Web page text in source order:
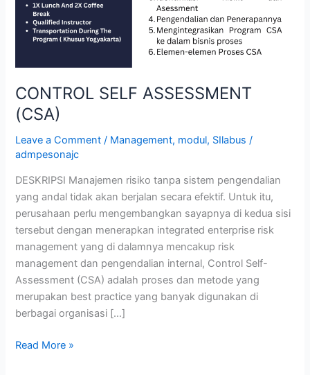
CONTROL SELF ASSESSMENT
(CSA)
Leave a Comment / Management, modul, SIlabus /
admpesonajc
DESKRIPSI Manajemen risiko tanpa sistem pengendalian
yang andal tidak akan berjalan secara efektif. Untuk itu,
perusahaan perlu mengembangkan sayapnya di kedua sisi
tersebut dengan menerapkan integrated enterprise risk
management yang di dalamnya mencakup risk
management dan pengendalian internal, Control Self-
Assessment (CSA) adalah proses dan metode yang
merupakan best practice yang banyak digunakan di
berbagai organisasi […]
Read More »